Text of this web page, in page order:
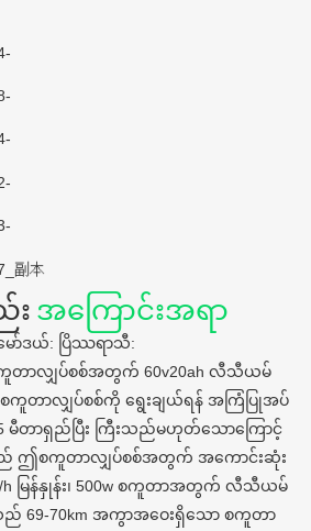
း အကြောင်းအရာ
ော်ဒယ်: ပြိဿရာသီ:
စကူတာလျှပ်စစ်အတွက် 60v20ah လီသီယမ်
ကူတာလျှပ်စစ်ကို ရွေးချယ်ရန် အကြံပြုအပ်
မီတာရှည်ပြီး ကြီးသည်မဟုတ်သောကြောင့်
ည် ဤစကူတာလျှပ်စစ်အတွက် အကောင်းဆုံး
h မြန်နှုန်း၊ 500w စကူတာအတွက် လီသီယမ်
69-70km အကွာအဝေးရှိသော စကူတာ